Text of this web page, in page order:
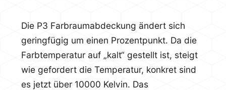
Die P3 Farbraumabdeckung ändert sich
geringfügig um einen Prozentpunkt. Da die
Farbtemperatur auf „kalt“ gestellt ist, steigt
wie gefordert die Temperatur, konkret sind
es jetzt über 10000 Kelvin. Das